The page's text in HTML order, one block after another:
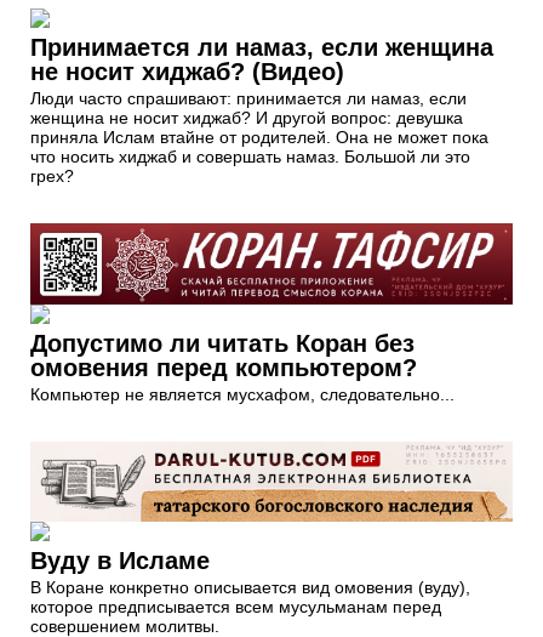
Принимается ли намаз, если женщина
не носит хиджаб? (Видео)
Люди часто спрашивают: принимается ли намаз, если
женщина не носит хиджаб? И другой вопрос: девушка
приняла Ислам втайне от родителей. Она не может пока
что носить хиджаб и совершать намаз. Большой ли это
грех?
Допустимо ли читать Коран без
омовения перед компьютером?
Компьютер не является мусхафом, следовательно...
Вуду в Исламе
В Коране конкретно описывается вид омовения (вуду),
которое предписывается всем мусульманам перед
совершением молитвы.